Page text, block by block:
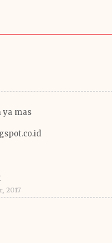
ya mas
2017